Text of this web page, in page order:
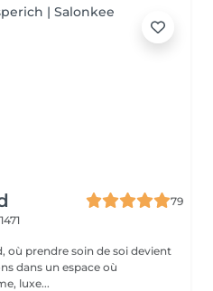
79
où prendre soin de soi devient
dans un espace où
luxe...